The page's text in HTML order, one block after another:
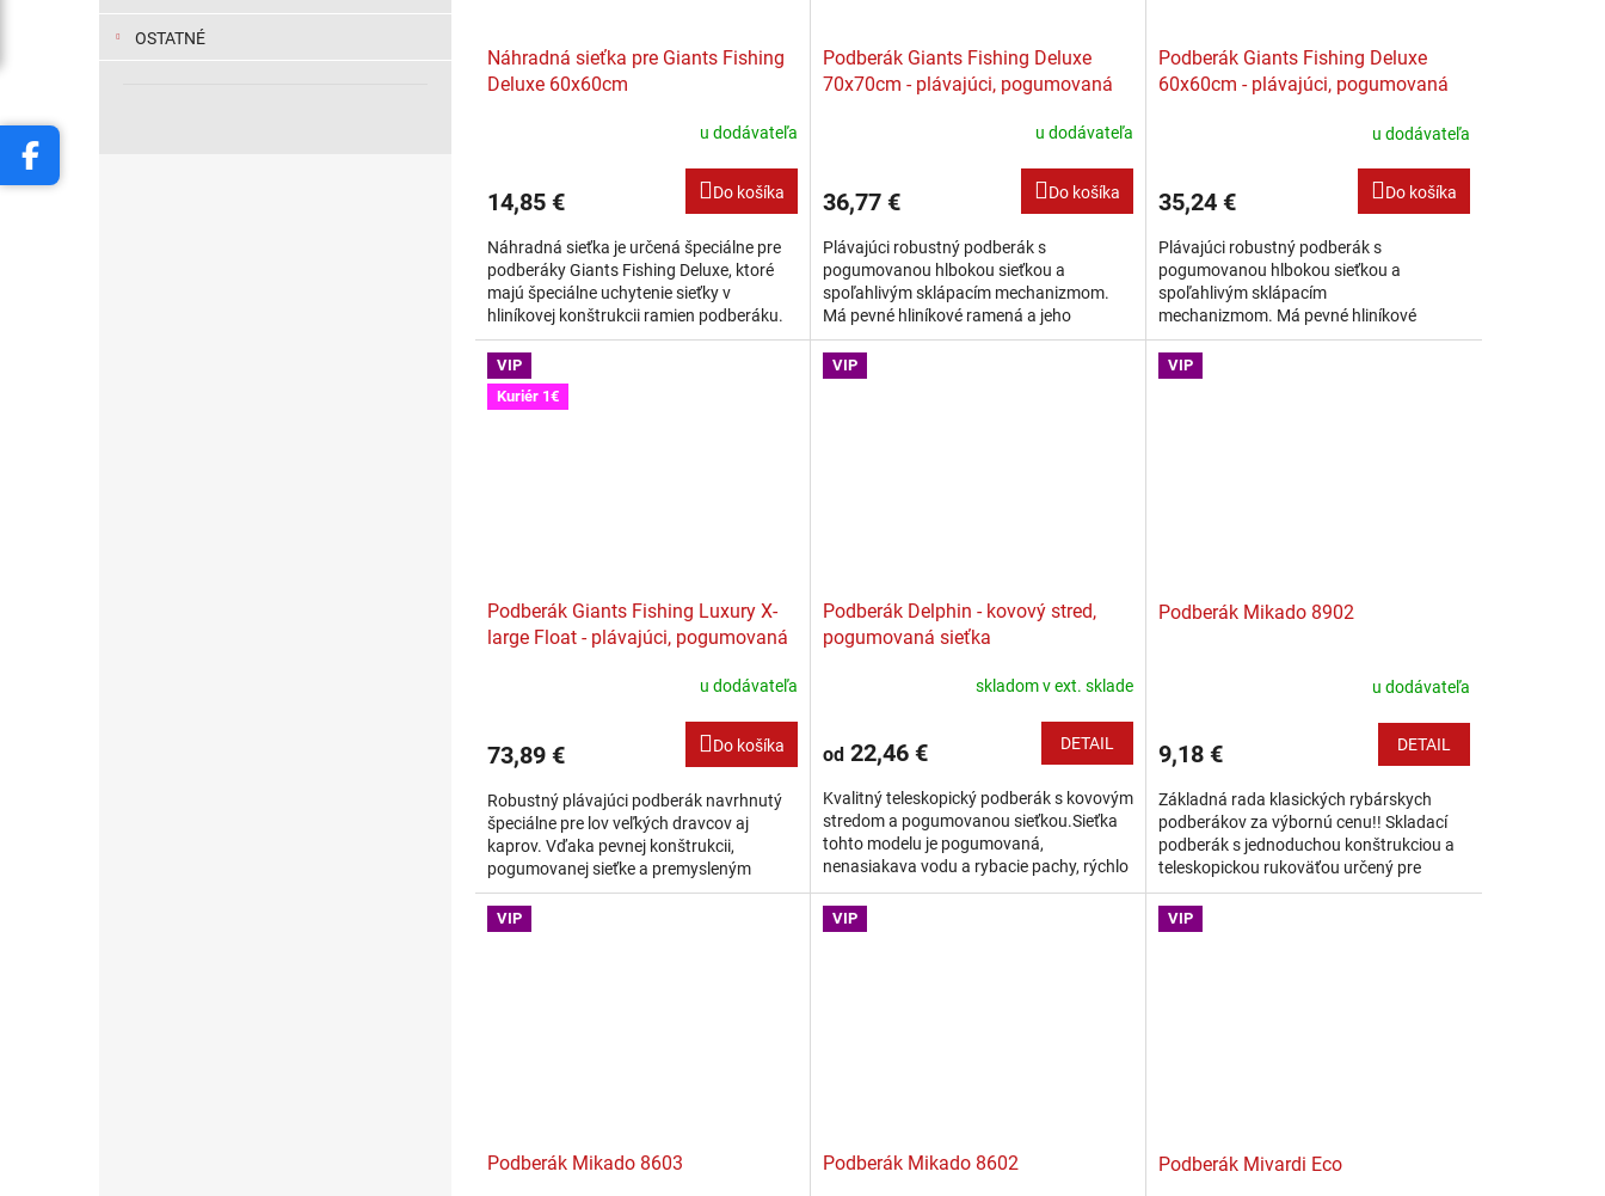
OSTATNÉ
Náhradná sieťka pre Giants Fishing
Deluxe 60x60cm
u dodávateľa
14,85 € Do košíka
Náhradná sieťka je určená špeciálne pre
podberáky Giants Fishing Deluxe, ktoré
majú špeciálne uchytenie sieťky v
hliníkovej konštrukcii ramien podberáku.
Sieťka je vo vrchnej časti osadená...
Podberák Giants Fishing Deluxe
70x70cm - plávajúci, pogumovaná
u dodávateľa
36,77 € Do košíka
Plávajúci robustný podberák s
pogumovanou hlbokou sieťkou a
spoľahlivým sklápacím mechanizmom.
Má pevné hliníkové ramená a jeho
pogumovaná sieťka je rýchloschnúca a
šetrná k úlovku.Sieťka je vo...
Podberák Giants Fishing Deluxe
60x60cm - plávajúci, pogumovaná
u dodávateľa
35,24 € Do košíka
Plávajúci robustný podberák s
pogumovanou hlbokou sieťkou a
spoľahlivým sklápacím
mechanizmom. Má pevné hliníkové
ramená a jeho pogumovaná sieťka je
rýchloschnúca a šetrná k úlovku. Sieťka
je...
VIP
Kuriér 1€
Podberák Giants Fishing Luxury X-
large Float - plávajúci, pogumovaná
u dodávateľa
73,89 € Do košíka
Robustný plávajúci podberák navrhnutý
špeciálne pre lov veľkých dravcov aj
kaprov. Vďaka pevnej konštrukcii,
pogumovanej sieťke a premysleným
detailom ponúka maximálnu spoľahlivosť
pri...
VIP
Podberák Delphin - kovový stred,
pogumovaná sieťka
skladom v ext. sklade
od22,46 € DETAIL
Kvalitný teleskopický podberák s kovovým
stredom a pogumovanou sieťkou.Sieťka
tohto modelu je pogumovaná,
nenasiakava vodu a rybacie pachy, rýchlo
schne.Kovový stred je ústredným bodom
tohto...
VIP
Podberák Mikado 8902
u dodávateľa
9,18 € DETAIL
Základná rada klasických rybárskych
podberákov za výbornú cenu!! Skladací
podberák s jednoduchou konštrukciou a
teleskopickou rukoväťou určený pre
všetkých rybárov. Podberák je osadený
sklápacím...
VIP
Podberák Mikado 8603
VIP
Podberák Mikado 8602
VIP
Podberák Mivardi Eco